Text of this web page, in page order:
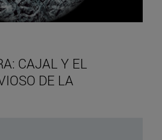
CAJAL Y EL
DE LA